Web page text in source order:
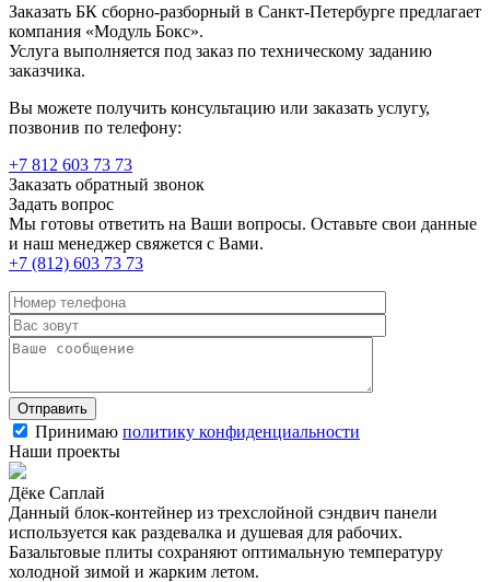
Заказать БК сборно-разборный в Санкт-Петербурге предлагает
компания «Модуль Бокс».
Услуга выполняется под заказ по техническому заданию
заказчика.
Вы можете получить консультацию или заказать услугу,
позвонив по телефону:
+7 812 603 73 73
Заказать обратный звонок
Задать вопрос
Мы готовы ответить на Ваши вопросы. Оставьте свои данные
и наш менеджер свяжется с Вами.
+7 (812) 603 73 73
Принимаю политику конфиденциальности
Наши проекты
Дёке Саплай
Данный блок-контейнер из трехслойной сэндвич панели
используется как раздевалка и душевая для рабочих.
Базальтовые плиты сохраняют оптимальную температуру
холодной зимой и жарким летом.